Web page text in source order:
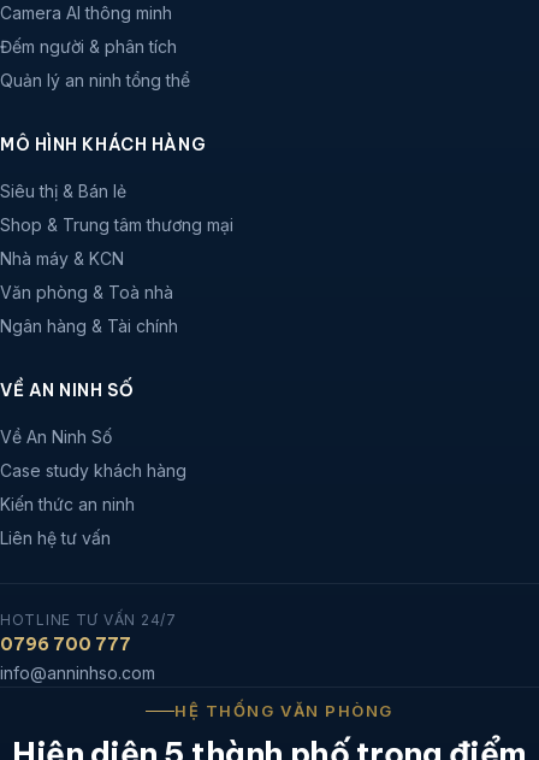
Camera AI thông minh
Đếm người & phân tích
Quản lý an ninh tổng thể
MÔ HÌNH KHÁCH HÀNG
Siêu thị & Bán lẻ
Shop & Trung tâm thương mại
Nhà máy & KCN
Văn phòng & Toà nhà
Ngân hàng & Tài chính
VỀ AN NINH SỐ
Về An Ninh Số
Case study khách hàng
Kiến thức an ninh
Liên hệ tư vấn
HOTLINE TƯ VẤN 24/7
0796 700 777
info@anninhso.com
HỆ THỐNG VĂN PHÒNG